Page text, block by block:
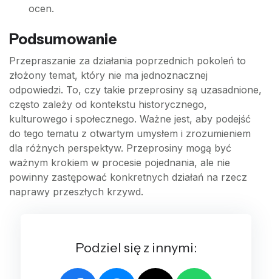
ocen.
Podsumowanie
Przepraszanie za działania poprzednich pokoleń to
złożony temat, który nie ma jednoznacznej
odpowiedzi. To, czy takie przeprosiny są uzasadnione,
często zależy od kontekstu historycznego,
kulturowego i społecznego. Ważne jest, aby podejść
do tego tematu z otwartym umysłem i zrozumieniem
dla różnych perspektyw. Przeprosiny mogą być
ważnym krokiem w procesie pojednania, ale nie
powinny zastępować konkretnych działań na rzecz
naprawy przeszłych krzywd.
Podziel się z innymi: